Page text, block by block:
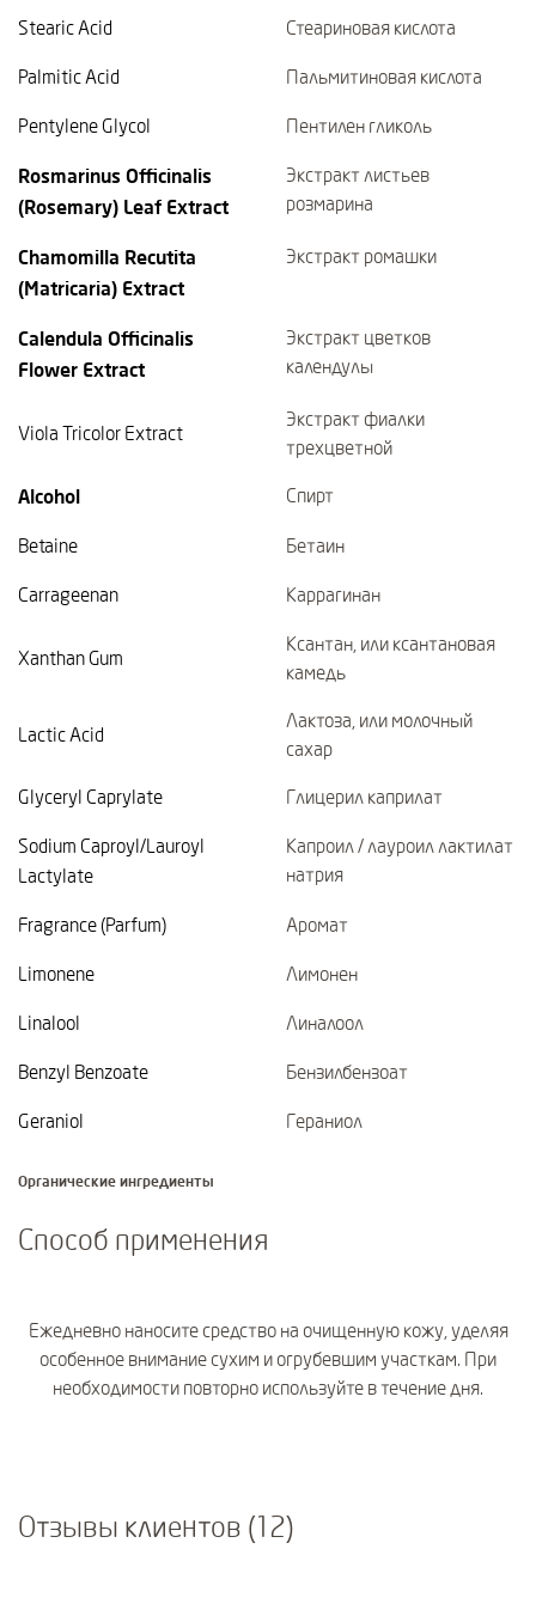
Stearic Acid Стеариновая кислота
Palmitic Acid Пальмитиновая кислота
Pentylene Glycol Пентилен гликоль
Rosmarinus Officinalis
(Rosemary) Leaf Extract
Экстракт листьев
розмарина
Chamomilla Recutita
(Matricaria) Extract
Экстракт ромашки
Calendula Officinalis
Flower Extract
Экстракт цветков
календулы
Viola Tricolor Extract
Экстракт фиалки
трехцветной
Alcohol Спирт
Betaine Бетаин
Carrageenan Каррагинан
Xanthan Gum
Ксантан, или ксантановая
камедь
Lactic Acid
Лактоза, или молочный
сахар
Glyceryl Caprylate
Глицерил каприлат
Sodium Caproyl/Lauroyl
Lactylate
Капроил / лауроил лактилат
натрия
Fragrance (Parfum) Аромат
Limonene Лимонен
Linalool Линалоол
Benzyl Benzoate Бензилбензоат
Geraniol Гераниол
Органические ингредиенты
Способ применения
Ежедневно наносите средство на очищенную кожу, уделяя
особенное внимание сухим и огрубевшим участкам. При
необходимости повторно используйте в течение дня.
Отзывы клиентов (12)